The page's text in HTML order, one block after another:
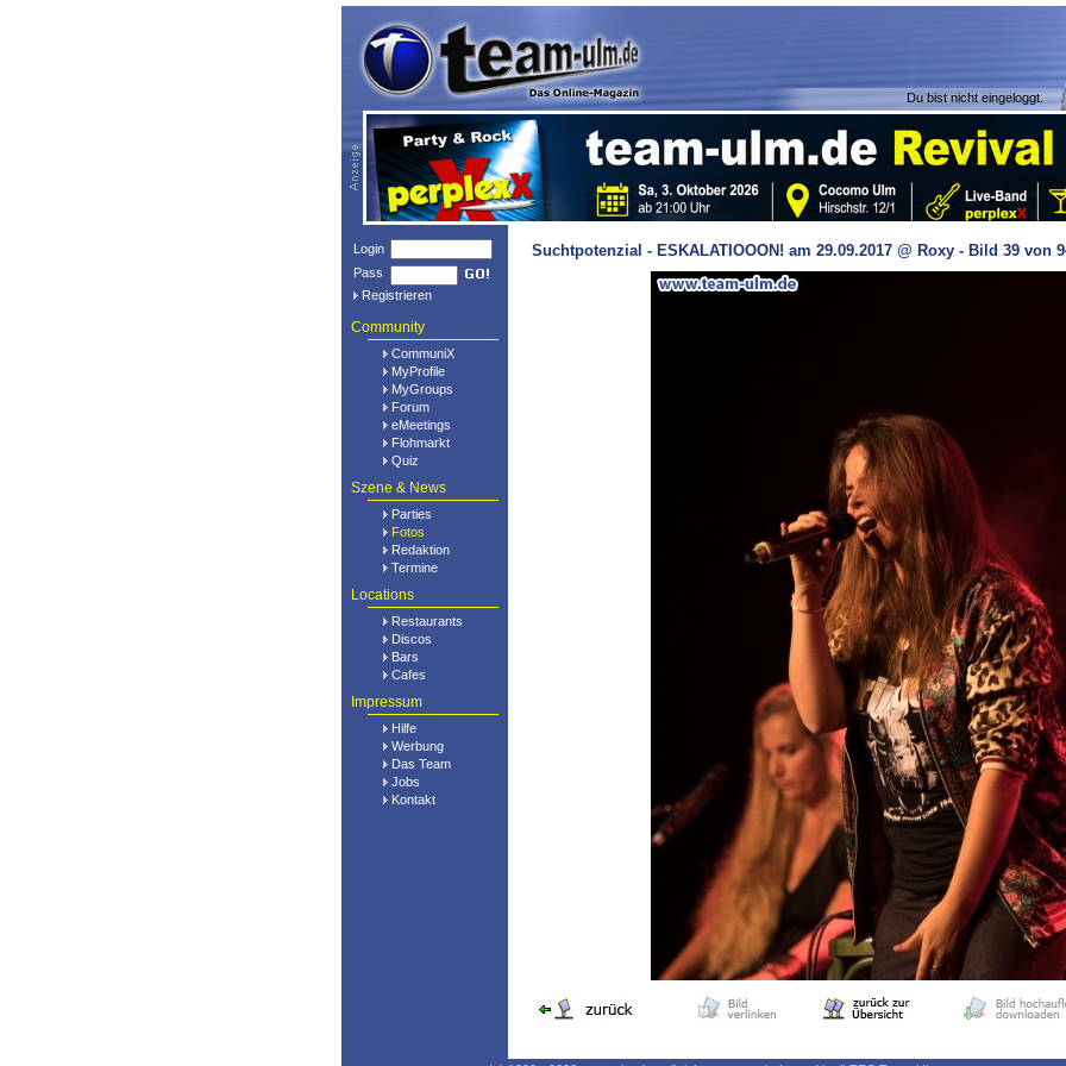
Du bist nicht eingeloggt.
Login
Pass
Registrieren
Community
CommuniX
MyProfile
MyGroups
Forum
eMeetings
Flohmarkt
Quiz
Szene & News
Parties
Fotos
Redaktion
Termine
Locations
Restaurants
Discos
Bars
Cafes
Impressum
Hilfe
Werbung
Das Team
Jobs
Kontakt
Suchtpotenzial - ESKALATIOOON! am 29.09.2017 @ Roxy - Bild 39 von